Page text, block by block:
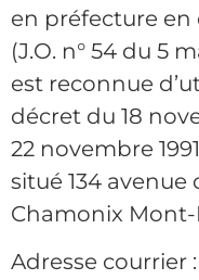
en préfecture en
(J.O. n° 54 du 5
est reconnue
décret du 18
22 novembre
situé 134 avenue
Chamonix Mont-
Adresse courrier